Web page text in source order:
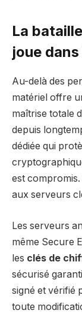
La
joue
Au-delà des
matériel offre
maîtrise totale
depuis
dédiée qui
est compromis.
aux serveurs
Les serveurs
même Secure
les clés de
sécurisé
signé et vérifié
toute